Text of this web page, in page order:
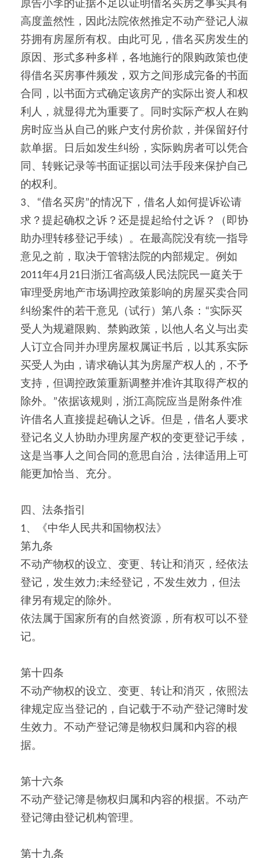
原告小李的证据不足以证明借名买房之事实具有
高度盖然性，因此法院依然推定不动产登记人淑
芬拥有房屋所有权。由此可见，借名买房发生的
原因、形式多种多样，各地施行的限购政策也使
得借名买房事件频发，双方之间形成完备的书面
合同，以书面方式确定该房产的实际出资人和权
利人，就显得尤为重要了。同时实际产权人在购
房时应当从自己的账户支付房价款，并保留好付
款单据。日后如发生纠纷，实际购房者可以凭合
同、转账记录等书面证据以司法手段来保护自己
的权利。
3、“借名买房”的情况下，借名人如何提诉讼请
求？提起确权之诉？还是提起给付之诉？（即协
助办理转移登记手续）。在最高院没有统一指导
意见之前，取决于管辖法院的内部规定。例如
2011年4月21日浙江省高级人民法院民一庭关于
审理受房地产市场调控政策影响的房屋买卖合同
纠纷案件的若干意见（试行）第八条：“实际买
受人为规避限购、禁购政策，以他人名义与出卖
人订立合同并办理房屋权属证书后，以其系实际
买受人为由，请求确认其为房屋产权人的，不予
支持，但调控政策重新调整并准许其取得产权的
除外。”依据该规则，浙江高院应当是附条件准
许借名人直接提起确认之诉。但是，借名人要求
登记名义人协助办理房屋产权的变更登记手续，
这是当事人之间合同的意思自治，法律适用上可
能更加恰当、充分。
四、法条指引
1、《中华人民共和国物权法》
第九条
不动产物权的设立、变更、转让和消灭，经依法
登记，发生效力;未经登记，不发生效力，但法
律另有规定的除外。
依法属于国家所有的自然资源，所有权可以不登
记。
第十四条
不动产物权的设立、变更、转让和消灭，依照法
律规定应当登记的，自记载于不动产登记簿时发
生效力。不动产登记簿是物权归属和内容的根
据。
第十六条
不动产登记簿是物权归属和内容的根据。不动产
登记簿由登记机构管理。
第十九条